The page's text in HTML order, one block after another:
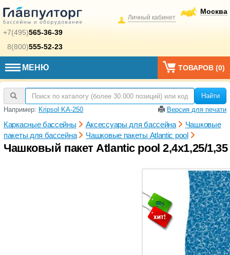
+7(495)565-36-39
8(800)555-52-23
Москва
Личный кабинет
МЕНЮ ТОВАРОВ (0)
Найти
Например: Kripsol KA-250 Версия для печати
Каркасные бассейны Аксессуары для бассейна
Чашковые
пакеты для бассейна
Чашковые пакеты Atlantic pool
Чашковый пакет Atlantic pool 2,4х1,25/